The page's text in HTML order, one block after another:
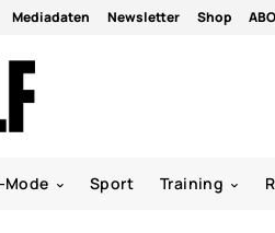
Mediadaten Newsletter Shop ABO
Mode Sport Training